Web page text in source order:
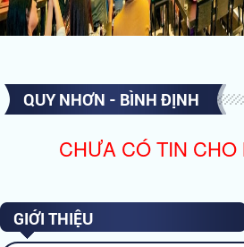
QUY NHƠN - BÌNH ĐỊNH
CHƯA CÓ TIN CHO
GIỚI THIỆU